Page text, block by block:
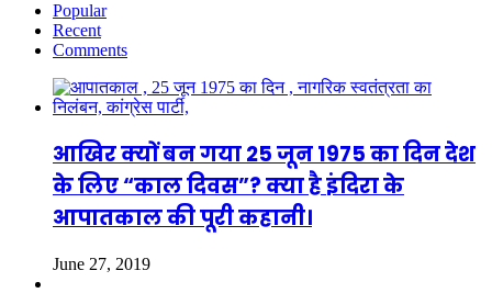
Popular
Recent
Comments
आखिर क्यों बन गया 25 जून 1975 का दिन देश
के लिए “काल दिवस”? क्या है इंदिरा के
आपातकाल की पूरी कहानी।
June 27, 2019